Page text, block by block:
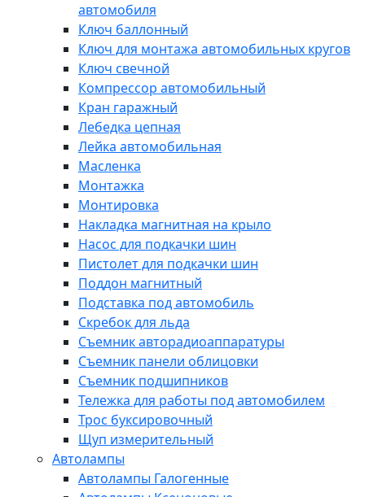
автомобиля
Ключ баллонный
Ключ для монтажа автомобильных кругов
Ключ свечной
Компрессор автомобильный
Кран гаражный
Лебедка цепная
Лейка автомобильная
Масленка
Монтажка
Монтировка
Накладка магнитная на крыло
Насос для подкачки шин
Пистолет для подкачки шин
Поддон магнитный
Подставка под автомобиль
Скребок для льда
Съемник авторадиоаппаратуры
Съемник панели облицовки
Съемник подшипников
Тележка для работы под автомобилем
Трос буксировочный
Щуп измерительный
Автолампы
Автолампы Галогенные